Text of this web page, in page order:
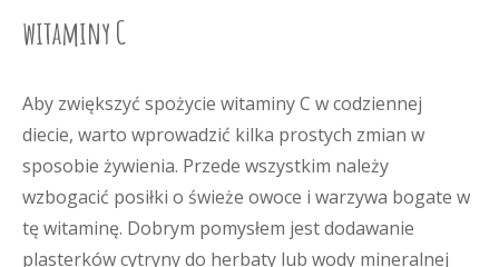
witaminy C
Aby zwiększyć spożycie witaminy C w codziennej
diecie, warto wprowadzić kilka prostych zmian w
sposobie żywienia. Przede wszystkim należy
wzbogacić posiłki o świeże owoce i warzywa bogate w
tę witaminę. Dobrym pomysłem jest dodawanie
plasterków cytryny do herbaty lub wody mineralnej